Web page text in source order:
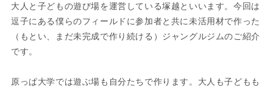
大人と子どもの遊び場を運営している塚越といいます。今回は
逗子にある僕らのフィールドに参加者と共に未活用材で作った
（もとい、まだ未完成で作り続ける）ジャングルジムのご紹介
です。
原っぱ大学では遊ぶ場も自分たちで作ります。大人も子どもも